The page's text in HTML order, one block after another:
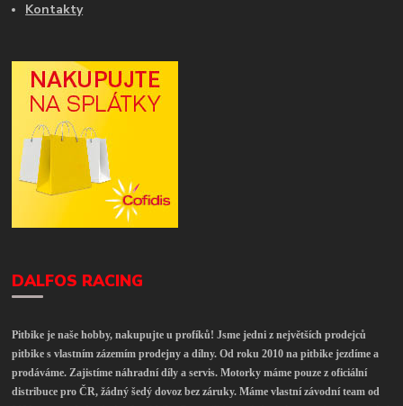
Kontakty
DALFOS RACING
Pitbike je naše hobby, nakupujte u profíků! Jsme jedni z největších prodejců
pitbike s vlastním zázemím prodejny a dílny. Od roku 2010 na pitbike jezdíme a
prodáváme. Zajistíme náhradní díly a servis. Motorky máme pouze z oficiální
distribuce pro ČR, žádný šedý dovoz bez záruky. Máme vlastní závodní team od